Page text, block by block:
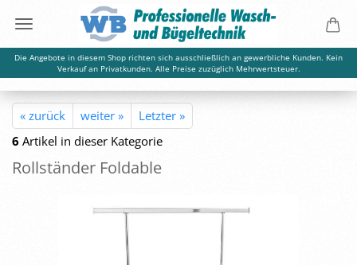
Die Angebote in diesem Shop richten sich ausschließlich an gewerbliche Kunden. Kein
Verkauf an Privatkunden. Alle Preise zuzüglich Mehrwertsteuer.
« zurück weiter »
Letzter »
6 Artikel in dieser Kategorie
Roll­stän­der Fold­a­b­le